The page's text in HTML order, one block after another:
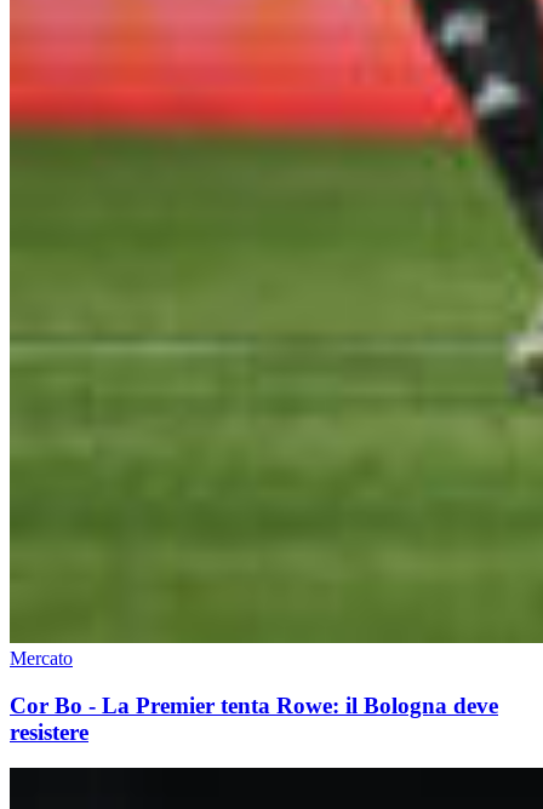
Mercato
Cor Bo - La Premier tenta Rowe: il Bologna deve
resistere